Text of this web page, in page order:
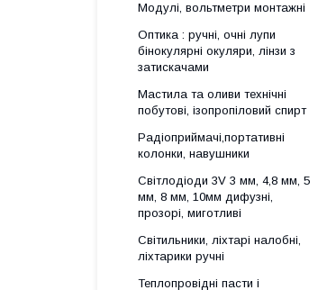
Модулі, вольтметри монтажні
Оптика : ручні, очні лупи
бінокулярні окуляри, лінзи з
затискачами
Мастила та оливи технічні
побутові, ізопропіловий спирт
Радіоприймачі,портативні
колонки, навушники
Світлодіоди 3V 3 мм, 4,8 мм, 5
мм, 8 мм, 10мм дифузні,
прозорі, миготливі
Світильники, ліхтарі налобні,
ліхтарики ручні
Теплопровідні пасти і